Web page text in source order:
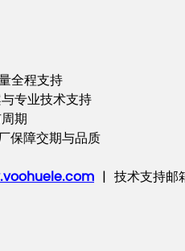
全程支持
专业技术支持
期
保障交期与品质
| 技术支持